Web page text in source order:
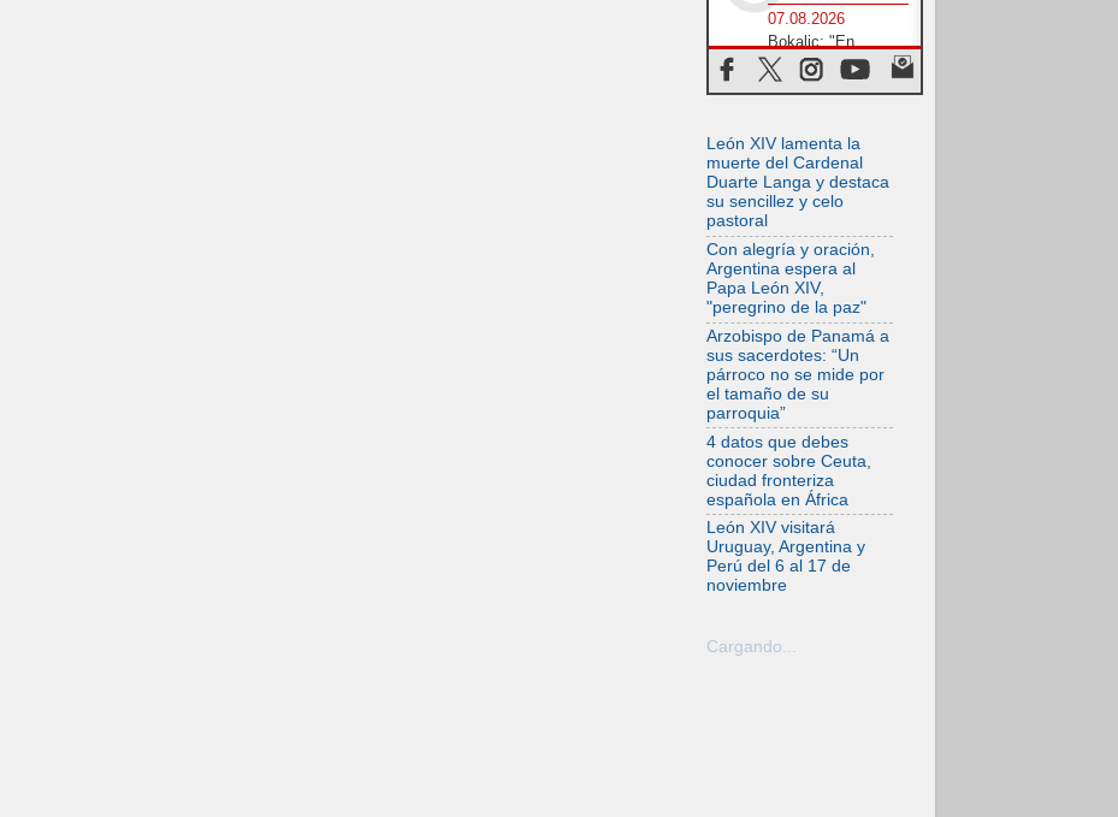
07.08.2026
Bokalic: "En
Argentina el Papa
León señalará el
compromiso del
07.08.2026
La matanza de
niños en Gaza no
cesa: 300 muertos
en 300 días
07.08.2026
Tagle: La guerra
desfigura el mundo,
solo la revelación
de Dios lo
transfigura
07.08.2026
Presentada la
Trienal de Arte de
las Universidades
Católicas:
«Exercises in
Empathy»
07.08.2026
Fortunatus
Nwachukwu: la
comunicación como
misión al servicio
del Evangelio
SIGNIS 2026, dar
León XIV lamenta la
muerte del Cardenal
Duarte Langa y destaca
su sencillez y celo
pastoral
Con alegría y oración,
Argentina espera al
Papa León XIV,
"peregrino de la paz"
Arzobispo de Panamá a
sus sacerdotes: “Un
párroco no se mide por
el tamaño de su
parroquia”
4 datos que debes
conocer sobre Ceuta,
ciudad fronteriza
española en África
León XIV visitará
Uruguay, Argentina y
Perú del 6 al 17 de
noviembre
Cargando...